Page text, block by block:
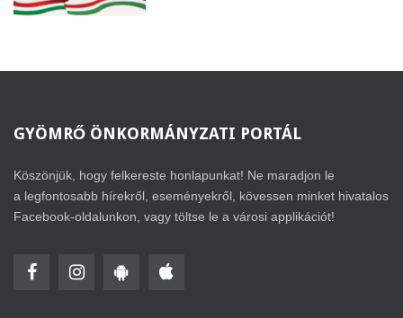
GYÖMRŐ ÖNKORMÁNYZATI PORTÁL
Köszönjük, hogy felkereste honlapunkat! Ne maradjon le
a legfontosabb hírekről, eseményekről, kövessen minket hivatalos
Facebook-oldalunkon, vagy töltse le a városi applikációt!